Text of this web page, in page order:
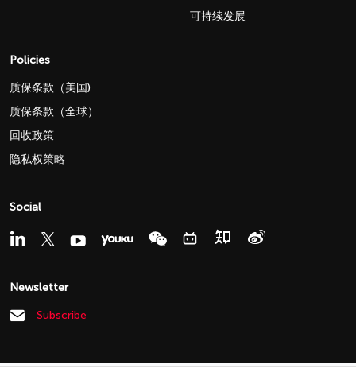
可持续发展
Policies
质保条款（美国)
质保条款（全球）
回收政策
隐私权策略
Social
Newsletter
Subscribe